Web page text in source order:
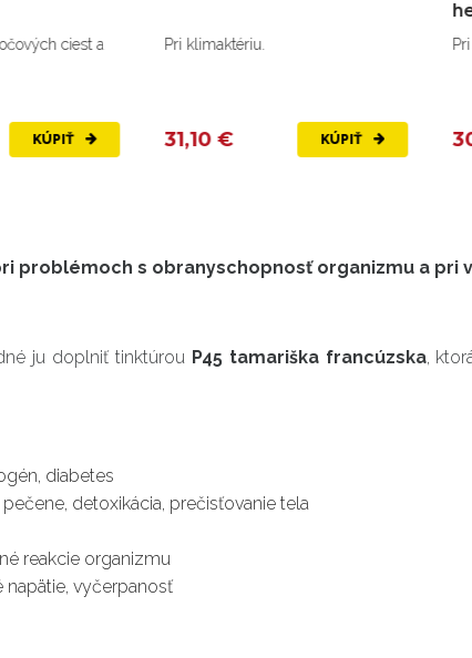
a
Pri klimaktériu.
31,10 €
Pri
30,00 €
problémoch s obranyschopnosť organizmu a pri
ju doplniť tinktúrou P45 tamariška francúzska,
diabetes
detoxikácia, prečisťovanie tela
reakcie organizmu
vyčerpanosť